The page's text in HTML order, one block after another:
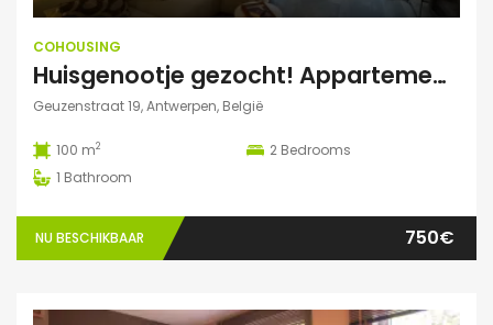
COHOUSING
Huisgenootje gezocht! Appartement aan het Marnixplein, Antwerpen Zuid
Geuzenstraat 19, Antwerpen, België
100 m2 2 Bedrooms
1 Bathroom
NU BESCHIKBAAR 750€